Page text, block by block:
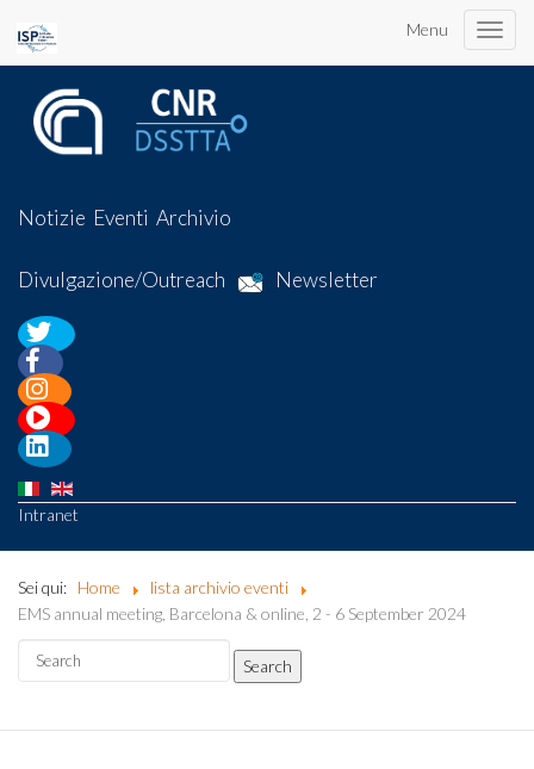
Menu
Toggle
Notizie Eventi Archivio
Divulgazione/Outreach Newsletter
Intranet
Sei qui: Home
lista archivio eventi
EMS annual meeting, Barcelona & online, 2 - 6 September 2024